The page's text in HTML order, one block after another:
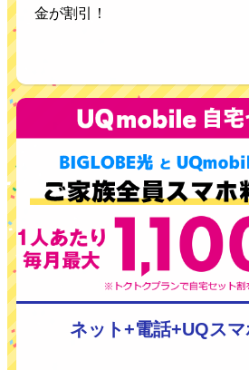
金が割引！
ネット+電話+UQスマ